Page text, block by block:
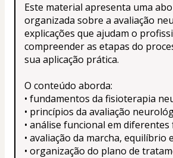
Este material apresenta uma
organizada sobre a avaliação
explicações que ajudam o
compreender as etapas do
sua aplicação prática.
O conteúdo aborda:
• fundamentos da fisioterapia
• princípios da avaliação
• análise funcional em diferentes
• avaliação da marcha, equilíbrio
• organização do plano de